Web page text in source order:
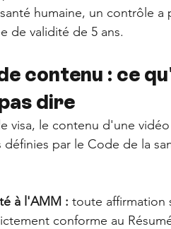
humaine, un contrôle a
de validité de 5 ans.
contenu : ce
dire
visa, le contenu d'une
définies par le Code de la
à l'AMM : toute affirmation
conforme au